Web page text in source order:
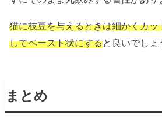
猫に枝豆を与えるときは細かくカ
してペースト状にすると良いでしょ
まとめ